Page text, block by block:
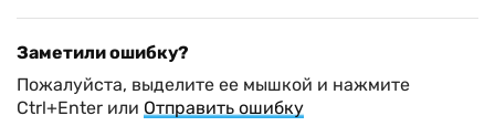
Заметили ошибку?
Пожалуйста, выделите ее мышкой и нажмите
Ctrl+Enter или Отправить ошибку